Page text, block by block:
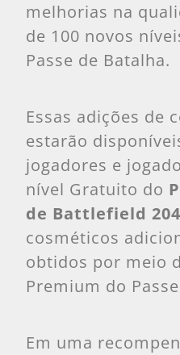
melhorias na
de 100 novos
Passe de Batalha.
Essas adições de
estarão
jogadores e
nível Gratuito do
de Battlefield
cosméticos
obtidos por meio
Premium do
Em uma